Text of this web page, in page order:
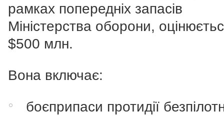
рамках попередніх запасів
Міністерства оборони,
$500 млн.
Вона включає:
боєприпаси протидії